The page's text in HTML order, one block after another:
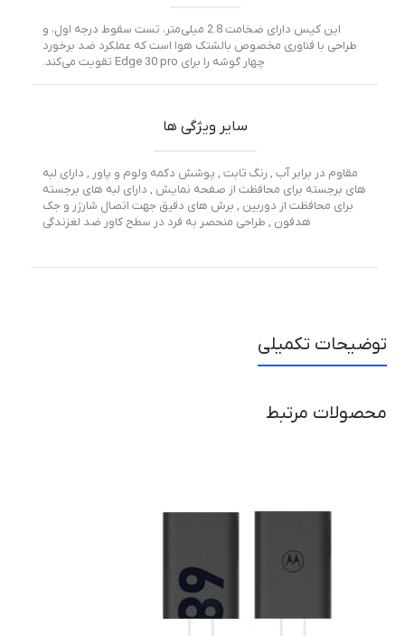
این کیس دارای ضخامت 2.8 میلی‌متر، تست سقوط درجه اول، و
طراحی با فناوری مخصوص بالشتک هوا است که عملکرد ضد برخورد
چهار گوشه را برای Edge 30 pro تقویت می‌کند.
سایر ویژگی ها
مقاوم در برابر آب , رنگ ثابت , پوشش دکمه ولوم و پاور , دارای لبه
های برجسته برای محافظت از صفحه نمایش , دارای لبه های برجسته
برای محافظت از دوربین , برش های دقیق جهت اتصال شارژر و جک
هدفون , طراحی منحصر به فرد در سطح کاور ضد لغزندگی
توضیحات تکمیلی
محصولات مرتبط